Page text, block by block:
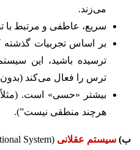
می‌زند.
سریع، عاطفی و مرتبط با
بر اساس تجربیات گذشته
ترسیده باشید، این
ترس را فعال می‌کند (بدون
بیشتر «حسی» است.
هرچند منطقی نیست”).
ب) سیستم عقلانی (Rational System)